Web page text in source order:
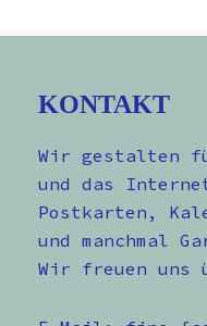
KONTAKT
Wir gestalten
und das
Postkarten,
und manchmal
Wir freuen uns